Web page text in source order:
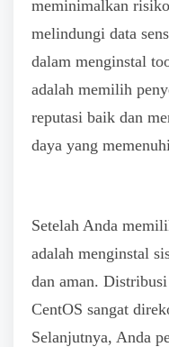
meminimalkan
melindungi data
dalam menginstal
adalah memilih
reputasi baik dan
daya yang
Setelah Anda
adalah menginstal
dan aman.
CentOS sangat
Selanjutnya, Anda